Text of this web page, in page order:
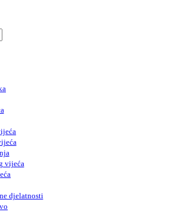
vijeća
djelatnosti